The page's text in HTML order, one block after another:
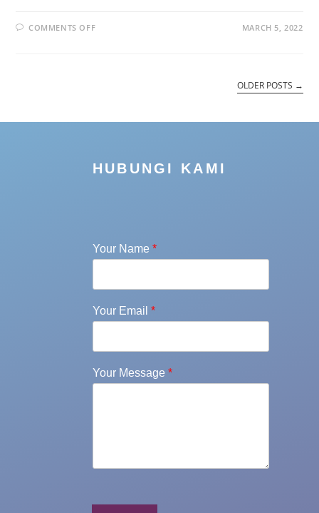
COMMENTS OFF MARCH 5, 2022
OLDER POSTS →
HUBUNGI KAMI
Your Name *
Your Email *
Your Message *